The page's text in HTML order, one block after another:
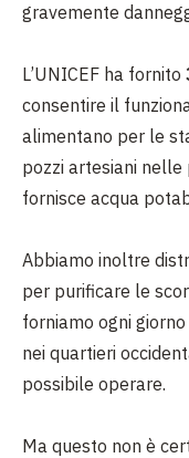
gravemente
L’UNICEF ha fornito
consentire il
alimentano per le
pozzi artesiani
fornisce acqua
Abbiamo inoltre
per purificare le
forniamo ogni giorno
nei quartieri
possibile operare.
Ma questo non è